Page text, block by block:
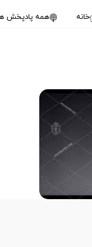
خانه همه پادپخش